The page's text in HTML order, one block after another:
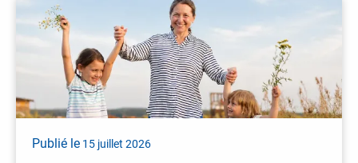
Publié le 15 juillet 2026